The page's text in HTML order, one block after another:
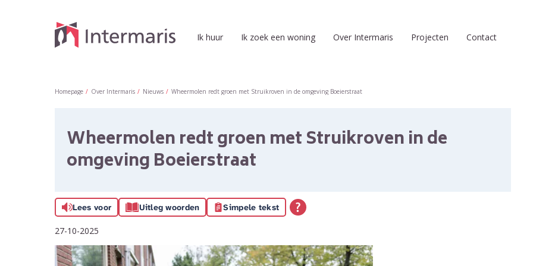
Naar hoofdinhoud
Naar hoofdnavigatiemenu
Naar zoeken
Naar de homepage
Ik huur Ik zoek een woning Over Intermaris Projecten Contact
Homepage Over Intermaris Nieuws Wheermolen redt groen met Struikroven in de omgeving Boeierstraat
Wheermolen redt groen met Struikroven in de
omgeving Boeierstraat
Lees voor Uitleg woorden Simpele tekst
27-10-2025